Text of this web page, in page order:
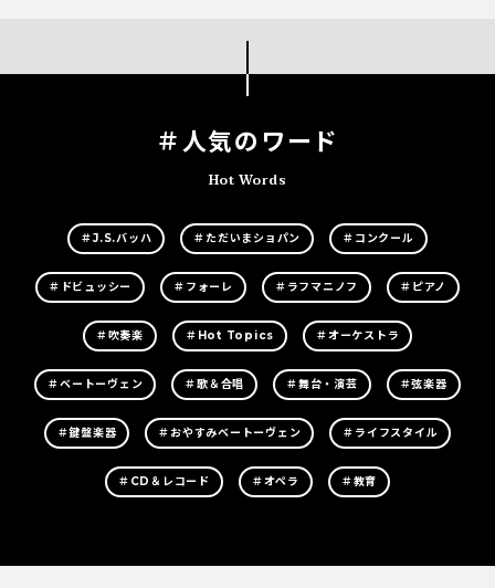
＃人気のワード
Hot Words
＃J.S.バッハ ＃ただいまショパン ＃コンクール
＃ドビュッシー ＃フォーレ ＃ラフマニノフ ＃ピアノ
＃吹奏楽 ＃Hot Topics ＃オーケストラ
＃ベートーヴェン ＃歌＆合唱 ＃舞台・演芸 ＃弦楽器
＃鍵盤楽器 ＃おやすみベートーヴェン ＃ライフスタイル
＃CD＆レコード ＃オペラ ＃教育